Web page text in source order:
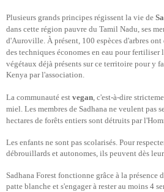
Plusieurs grands principes régissent la vie de
dans cette région pauvre du Tamil Nadu, ses
d'Auroville. À présent, 100 espèces d'arbres
des techniques économes en eau pour
végétaux déjà présents sur ce territoire pour y
Kenya par l'association.
La communauté est vegan , c'est-à-dire
miel. Les membres de Sadhana ne veulent pas
hectares de forêts entiers sont détruits par
Les enfants ne sont pas scolarisés. Pour
débrouillards et autonomes, ils peuvent dès
Sadhana Forest fonctionne grâce à la présence
patte blanche et s'engager à rester au moins 4